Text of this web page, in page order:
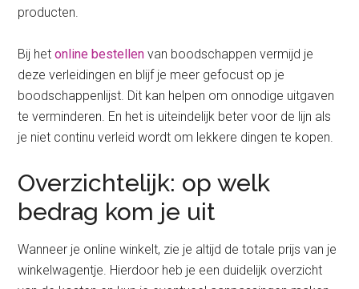
producten.
Bij hetonline bestellen van boodschappen vermijd je
deze verleidingen en blijf je meer gefocust op je
boodschappenlijst. Dit kan helpen om onnodige uitgaven
te verminderen. En het is uiteindelijk beter voor de lijn als
je niet continu verleid wordt om lekkere dingen te kopen.
Overzichtelijk: op welk
bedrag kom je uit
Wanneer je online winkelt, zie je altijd de totale prijs van je
winkelwagentje. Hierdoor heb je een duidelijk overzicht